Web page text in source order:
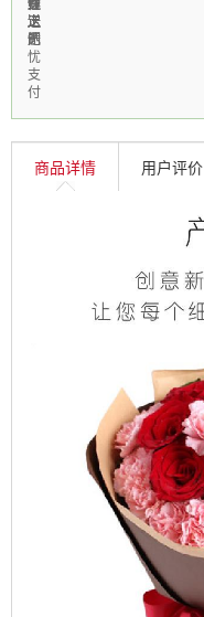
费
送
速
送
达
鲜
上
门
性
定
制
线
上
无
忧
支
付
商品详情 用户评价